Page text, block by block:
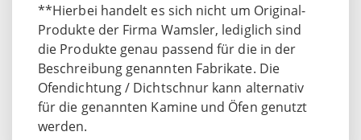
**Hierbei handelt es sich nicht um Original-
Produkte der Firma Wamsler, lediglich sind
die Produkte genau passend für die in der
Beschreibung genannten Fabrikate. Die
Ofendichtung / Dichtschnur kann alternativ
für die genannten Kamine und Öfen genutzt
werden.